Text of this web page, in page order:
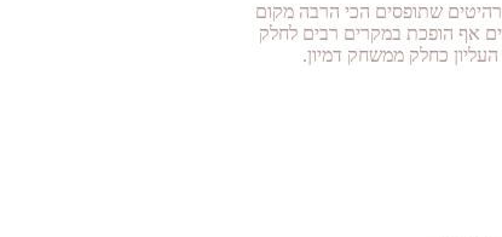
שתופסים הכי הרבה מקום
אף הופכת במקרים רבים לחלק
כחלק ממשחק דמיון.